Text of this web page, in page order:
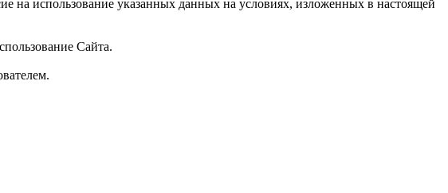
на использование указанных данных на условиях, изложенных в настоящей
Сайта.